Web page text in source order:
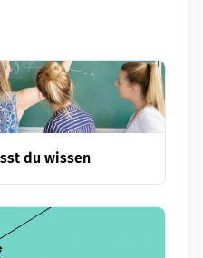
du wissen